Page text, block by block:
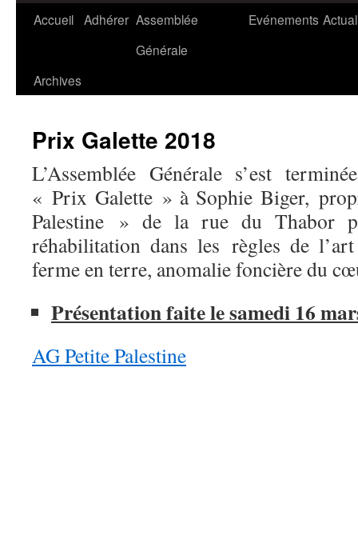
Aller
contenu
Accueil Adhérer Assemblée
Générale
Evénements
Archives
Prix Galette 2018
L’Assemblée Générale s’est
« Prix Galette » à Sophie Biger,
Palestine » de la rue du Thabor
réhabilitation dans les règles de
ferme en terre, anomalie foncière du
Présentation faite le samedi 16
AG Petite Palestine